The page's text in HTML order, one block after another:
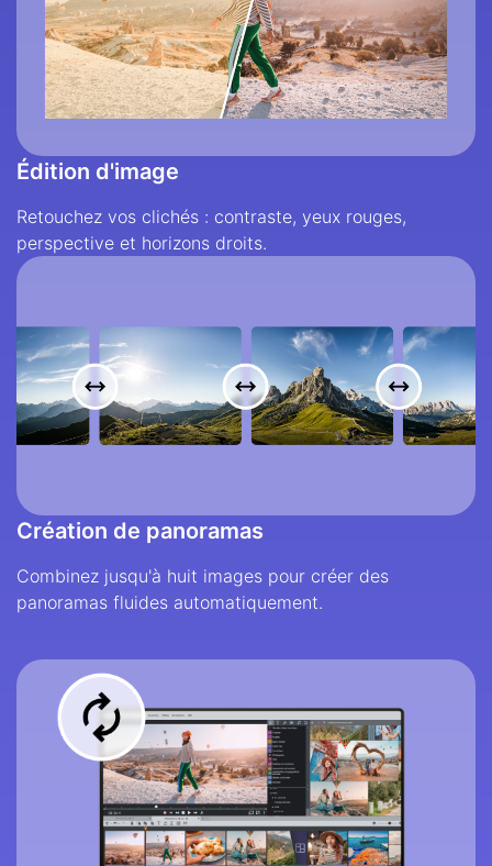
Édition d'image
Retouchez vos clichés : contraste, yeux rouges,
perspective et horizons droits.
Création de panoramas
Combinez jusqu'à huit images pour créer des
panoramas fluides automatiquement.